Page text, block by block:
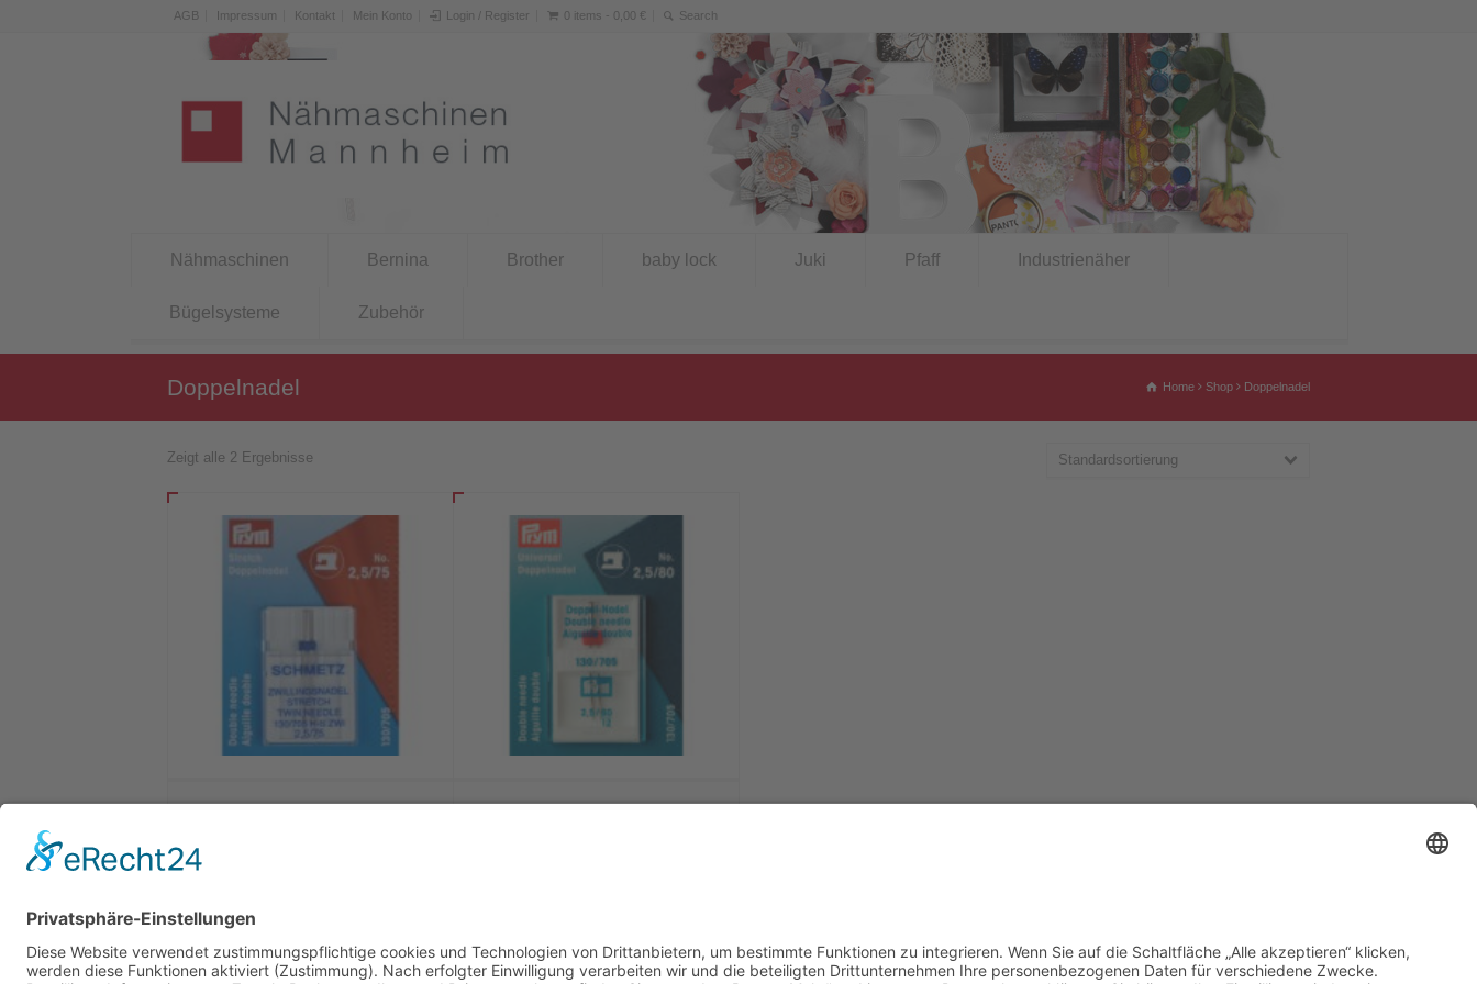
AGB Impressum Kontakt Mein Konto Login / Register 0 items - 0,00 €
Nähmaschinen Bernina Brother baby lock Juki Pfaff Industrienäher
Bügelsysteme Zubehör
Doppelnadel Home Shop Doppelnadel
Zeigt alle 2 Ergebnisse Standardsortierung
Ausführung wählen In den Warenkorb